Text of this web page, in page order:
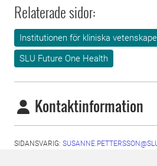
Relaterade sidor:
Institutionen för kliniska
SLU Future One Health
Kontaktinformation
SIDANSVARIG: